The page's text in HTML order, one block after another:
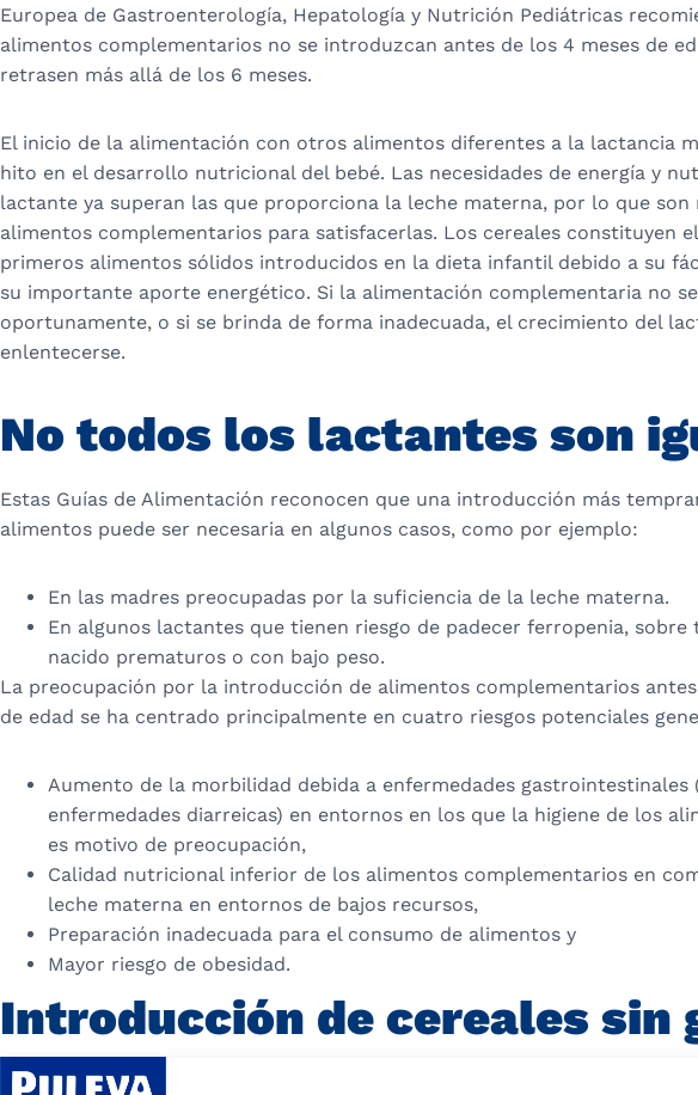
Europea de Gastroenterología, Hepatología y Nutrición Pediátricas
alimentos complementarios no se introduzcan antes de los 4 meses de
retrasen más allá de los 6 meses.
El inicio de la alimentación con otros alimentos diferentes a la lactancia
hito en el desarrollo nutricional del bebé. Las necesidades de energía y
lactante ya superan las que proporciona la leche materna, por lo que son
alimentos complementarios para satisfacerlas. Los cereales constituyen
primeros alimentos sólidos introducidos en la dieta infantil debido a su
su importante aporte energético. Si la alimentación complementaria no
oportunamente, o si se brinda de forma inadecuada, el crecimiento del
enlentecerse.
No todos los lactantes son
Estas Guías de Alimentación reconocen que una introducción más
alimentos puede ser necesaria en algunos casos, como por ejemplo:
En las madres preocupadas por la suficiencia de la leche materna.
En algunos lactantes que tienen riesgo de padecer ferropenia, sobre
nacido prematuros o con bajo peso.
La preocupación por la introducción de alimentos complementarios
de edad se ha centrado principalmente en cuatro riesgos potenciales
Aumento de la morbilidad debida a enfermedades gastrointestinales
enfermedades diarreicas) en entornos en los que la higiene de los
es motivo de preocupación,
Calidad nutricional inferior de los alimentos complementarios en
leche materna en entornos de bajos recursos,
Preparación inadecuada para el consumo de alimentos y
Mayor riesgo de obesidad.
Introducción de cereales sin
Durante los primeros 5 o 6 meses, se recomienda introducir